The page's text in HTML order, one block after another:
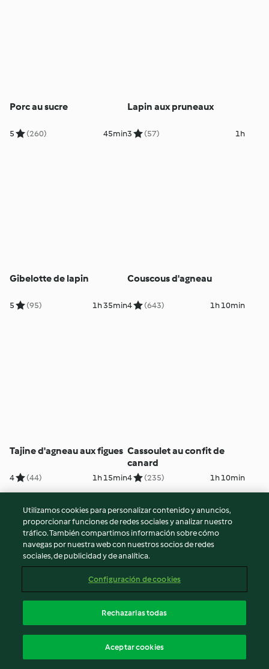
Porc au sucre
5 (260) 45min
Lapin aux pruneaux
3 (57) 1h
Gibelotte de lapin
5 (95) 1h 35min
Couscous d'agneau
4 (643) 1h 10min
Tajine d'agneau aux figues
4 (44) 1h 15min
Cassoulet au confit de
canard
4 (235) 1h 10min
Parmentier de canard à la
patate douce
40min
Blanquette de veau
4 (425)
Utilizamos cookies para personalizar contenido y anuncios,
proporcionar funciones de redes sociales y analizar nuestro
tráfico. También compartimos información sobre cómo
navegas por nuestra web con nuestros socios de redes
sociales, de publicidad y de analítica.
Configuración de cookies
Rechazarlas todas
Aceptar cookies